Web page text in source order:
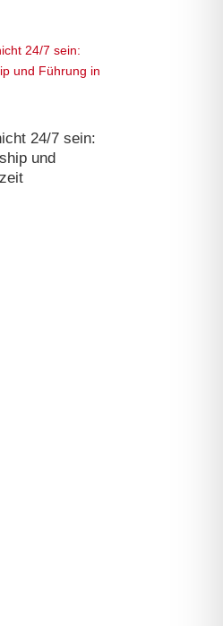
24/7 sein:
und